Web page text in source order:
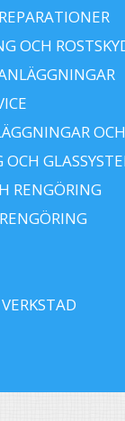
OCH
OCH
RENGÖRING